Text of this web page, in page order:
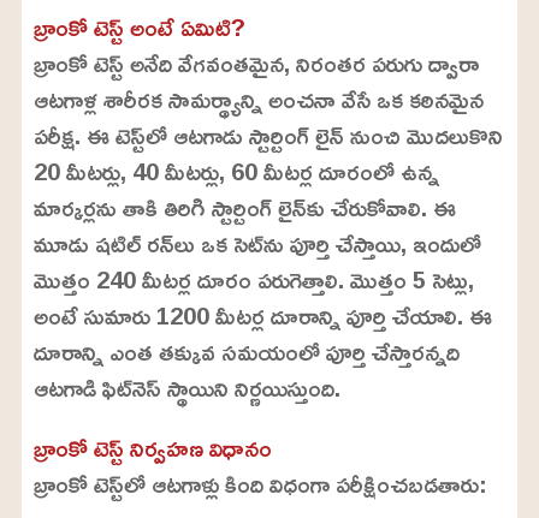
n
u
t
e
a
d
d
2
2
.
9
9
%
బ్రాంకో టెస్ట్ అంటే ఏమిటి?
బ్రాంకో టెస్ట్ అనేది వేగవంతమైన, నిరంతర పరుగు ద్వారా
ఆటగాళ్ల శారీరక సామర్థ్యాన్ని అంచనా వేసే ఒక కఠినమైన
పరీక్ష. ఈ టెస్ట్‌లో ఆటగాడు స్టార్టింగ్ లైన్ నుంచి మొదలుకొని
20 మీటర్లు, 40 మీటర్లు, 60 మీటర్ల దూరంలో ఉన్న
మార్కర్లను తాకి తిరిగి స్టార్టింగ్ లైన్‌కు చేరుకోవాలి. ఈ
మూడు షటిల్ రన్‌లు ఒక సెట్‌ను పూర్తి చేస్తాయి, ఇందులో
మొత్తం 240 మీటర్ల దూరం పరుగెత్తాలి. మొత్తం 5 సెట్లు,
అంటే సుమారు 1200 మీటర్ల దూరాన్ని పూర్తి చేయాలి. ఈ
దూరాన్ని ఎంత తక్కువ సమయంలో పూర్తి చేస్తారన్నది
ఆటగాడి ఫిట్‌నెస్ స్థాయిని నిర్ణయిస్తుంది.
బ్రాంకో టెస్ట్ నిర్వహణ విధానం
బ్రాంకో టెస్ట్‌లో ఆటగాళ్లు కింది విధంగా పరీక్షించబడతారు: